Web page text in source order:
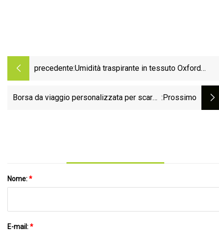
precedente:Umidità traspirante in tessuto Oxford
Borsa da viaggio personalizzata per scarpe :Prossimo
Nome:*
E-mail:*